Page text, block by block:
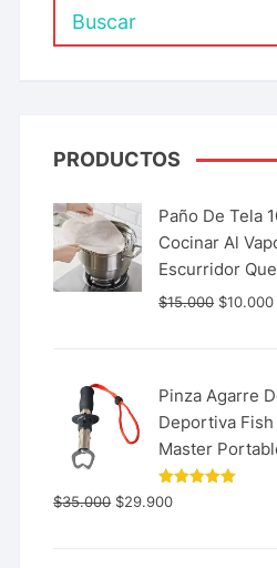
PRODUCTOS
Paño De Tela
Cocinar Al
Escurridor
$15.000 $10.000
Pinza Agarre
Deportiva
Master
Valorado
con
$35.000 $29.900